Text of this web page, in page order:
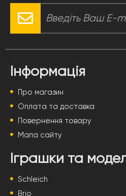
Інформація
Про магазин
Оплата та доставка
Повернення товару
Мапа сайту
Іграшки та
Schleich
Brio